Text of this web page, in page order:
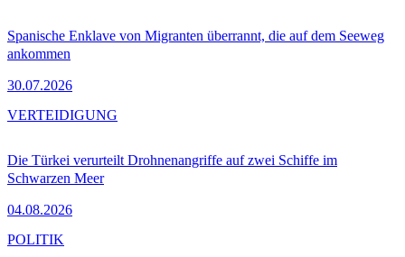
Spanische Enklave von Migranten überrannt, die auf dem Seeweg
ankommen
30.07.2026
Die Türkei verurteilt Drohnenangriffe auf zwei Schiffe im
Schwarzen Meer
04.08.2026
VERTEIDIGUNG
POLITIK